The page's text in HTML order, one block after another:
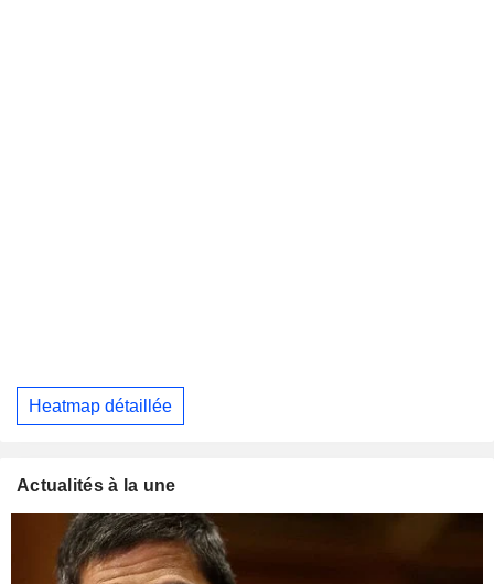
Heatmap détaillée
Actualités à la une